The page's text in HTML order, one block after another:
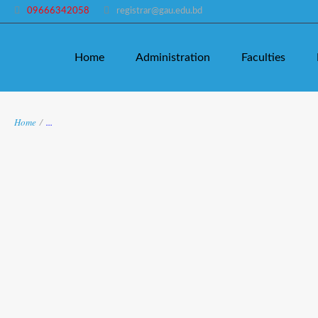
09666342058 registrar@gau.edu.bd
Home Administration Faculties
Home / ...